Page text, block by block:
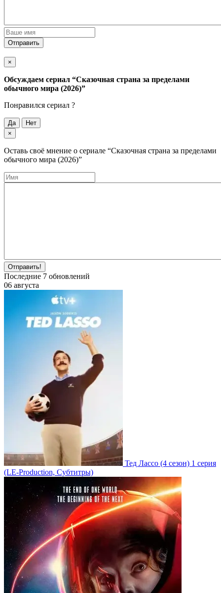
Отправить
×
Обсуждаем cериал “Сказочная страна за пределами
обычного мира (2026)”
Понравился cериал ?
Да
Нет
×
Оставь своё мнение о cериале “Сказочная страна за пределами
обычного мира (2026)”
Отправить!
Последние 7 обновлений
06 августа
Тед Лассо (4 сезон) 1 серия
(LE-Production, Субтитры)